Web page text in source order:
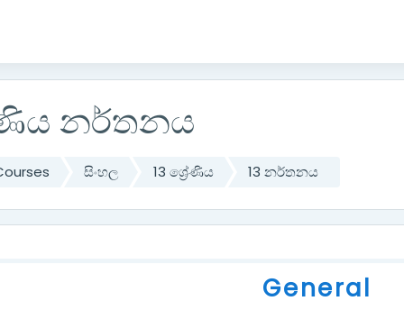
නර්තනය
සිංහල 13 ශ්‍රේණිය 13 නර්තනය
General